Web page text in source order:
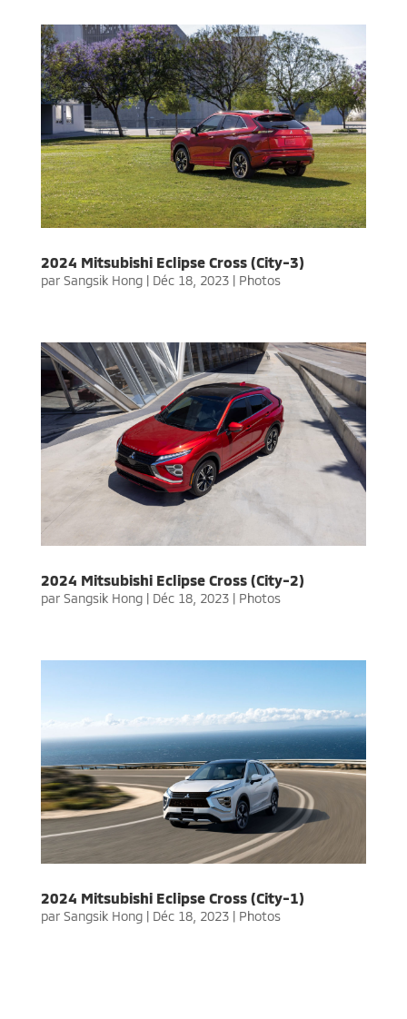
2024 Mitsubishi Eclipse Cross (City-3)
par Sangsik Hong| Déc 18, 2023| Photos
2024 Mitsubishi Eclipse Cross (City-2)
par Sangsik Hong| Déc 18, 2023| Photos
2024 Mitsubishi Eclipse Cross (City-1)
par Sangsik Hong| Déc 18, 2023| Photos